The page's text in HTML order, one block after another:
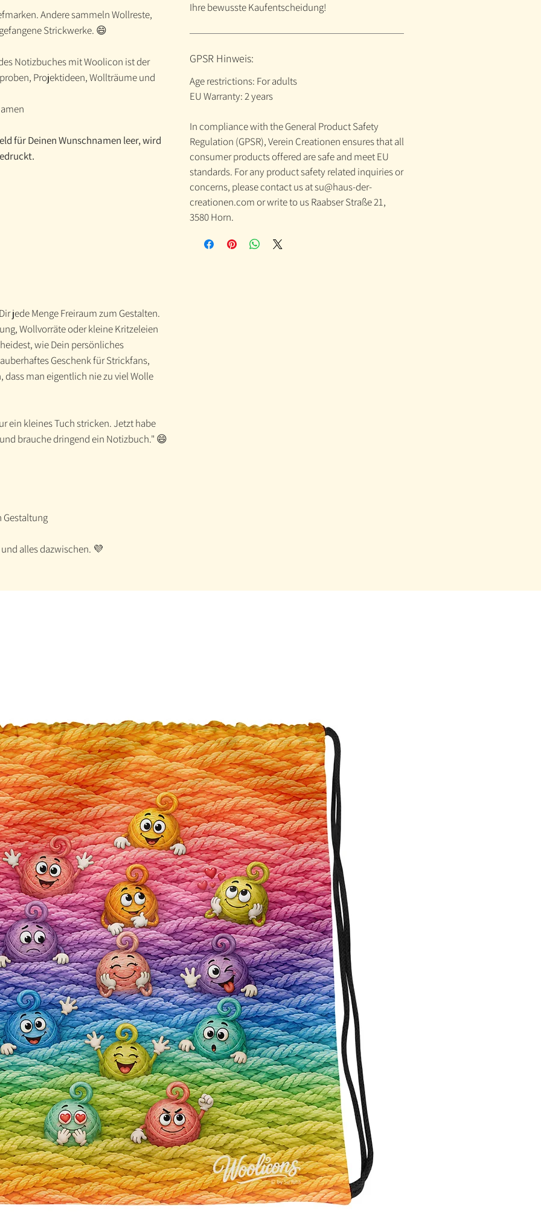
Andere sammeln Wollreste,
Strickwerke. 😄
Notizbuches mit Woolicon ist der
Projektideen, Wollträume und
für Deinen Wunschnamen leer, wird
jede Menge Freiraum zum Gestalten.
Wollvorräte oder kleine Kritzeleien
wie Dein persönliches
Geschenk für Strickfans,
man eigentlich nie zu viel Wolle
ein kleines Tuch stricken. Jetzt habe
brauche dringend ein Notizbuch." 😄
Gestaltung
alles dazwischen. 💜
Ihre bewusste Kaufentscheidung!
GPSR Hinweis:
Age restrictions: For adults
EU Warranty: 2 years
In compliance with the General Product Safety
Regulation (GPSR), Verein Creationen ensures that all
consumer products offered are safe and meet EU
standards. For any product safety related inquiries or
concerns, please contact us at su@haus-der-
creationen.com or write to us Raabser Straße 21,
3580 Horn.